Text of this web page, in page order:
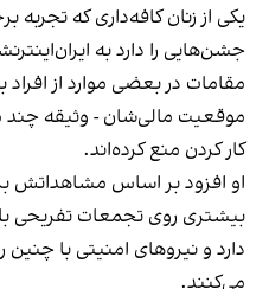
یکی از زنان کافه‌داری که تجربه
جشن‌هایی را دارد به
مقامات در بعضی موارد از
موقعیت مالی‌شان - وثیقه چند
کار کردن منع کرده‌اند.
او افزود بر اساس مشاهداتش
بیشتری روی تجمعات تفریحی
دارد و نیروهای امنیتی با
می‌کنند.